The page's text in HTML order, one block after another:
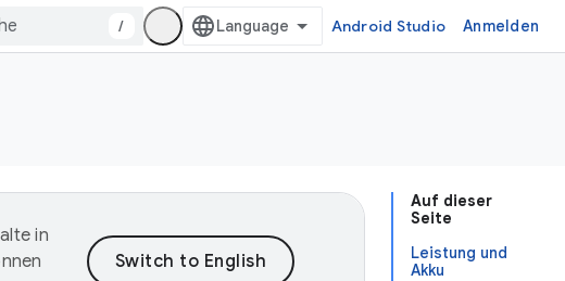
/ Android Studio Anmelden
Auf dieser
Seite
Leistung und
Akku
in